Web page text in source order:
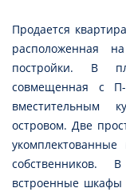
Продается
расположенная
постройки. В
совмещенная с П-
вместительным
островом. Две
собственников.
встроенные